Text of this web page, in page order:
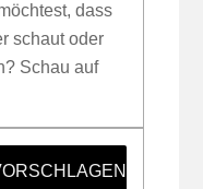
dass
schaut oder
Schau auf